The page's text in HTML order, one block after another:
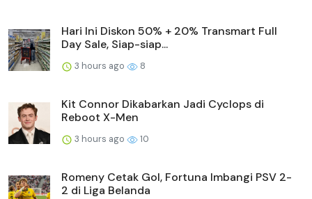
Hari Ini Diskon 50% + 20% Transmart Full
Day Sale, Siap-siap...
3 hours ago 8
Kit Connor Dikabarkan Jadi Cyclops di
Reboot X-Men
3 hours ago 10
Romeny Cetak Gol, Fortuna Imbangi PSV 2-
2 di Liga Belanda